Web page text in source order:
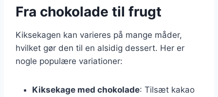
Fra chokolade til frugt
Kiksekagen kan varieres på mange måder,
hvilket gør den til en alsidig dessert. Her er
nogle populære variationer:
Kiksekage med chokolade: Tilsæt kakao